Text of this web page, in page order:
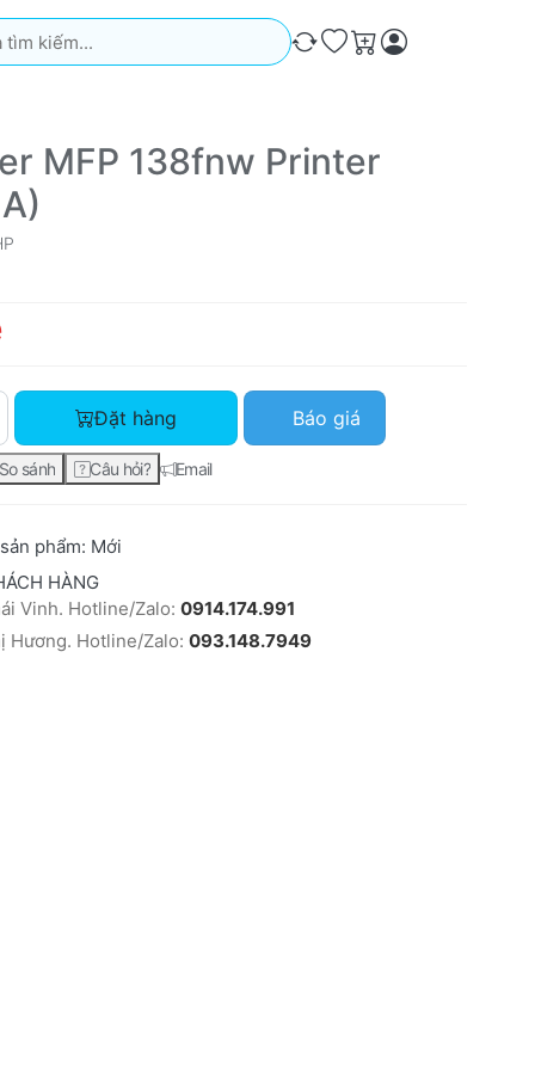
Kết quả sẽ tự động xuất hiện khi bạn nhập. Nhấn phím
So sánh
Ưa thích
Giỏ hàng
MFP 138fnw Printer
HP Laser MFP 138fnw Printer (4ZB91A) với giá Liên hệ, số
Đặt hàng Báo giá
So sánh Câu hỏi? Email
phẩm: Mới
HÀNG
Vinh. Hotline/Zalo: 0914.174.991
Hương. Hotline/Zalo: 093.148.7949